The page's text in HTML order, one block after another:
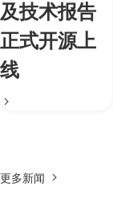
及技术报告
正式开源上
线
更多新闻